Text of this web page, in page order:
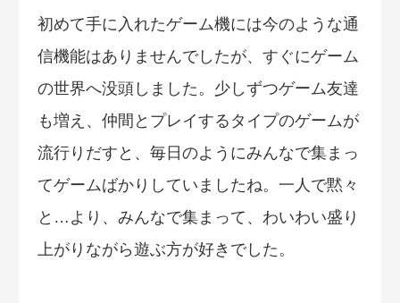
初めて手に入れたゲーム機には今のような通
信機能はありませんでしたが、すぐにゲーム
の世界へ没頭しました。少しずつゲーム友達
も増え、仲間とプレイするタイプのゲームが
流行りだすと、毎日のようにみんなで集まっ
てゲームばかりしていましたね。一人で黙々
と…より、みんなで集まって、わいわい盛り
上がりながら遊ぶ方が好きでした。